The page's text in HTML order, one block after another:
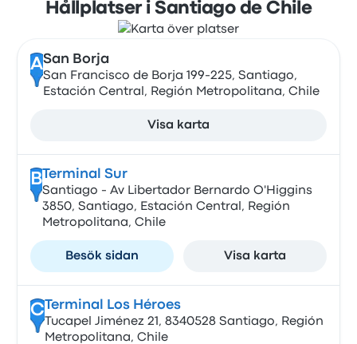
Hållplatser i Santiago de Chile
ASan Borja
San Francisco de Borja 199-225, Santiago,
Estación Central, Región Metropolitana, Chile
Visa karta
B Terminal Sur
Santiago - Av Libertador Bernardo O'Higgins
3850, Santiago, Estación Central, Región
Metropolitana, Chile
Besök sidan Visa karta
CTerminal Los Héroes
Tucapel Jiménez 21, 8340528 Santiago, Región
Metropolitana, Chile